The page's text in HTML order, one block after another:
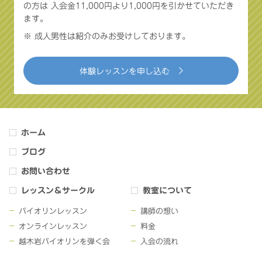
の方は 入会金11,000円より1,000円を引かせていただき
ます。
※ 成人男性は紹介のみお受けしております。
体験レッスンを申し込む
ホーム
ブログ
お問い合わせ
レッスン＆サークル
バイオリンレッスン
オンラインレッスン
越木岩バイオリンを弾く会
教室について
講師の想い
料金
入会の流れ